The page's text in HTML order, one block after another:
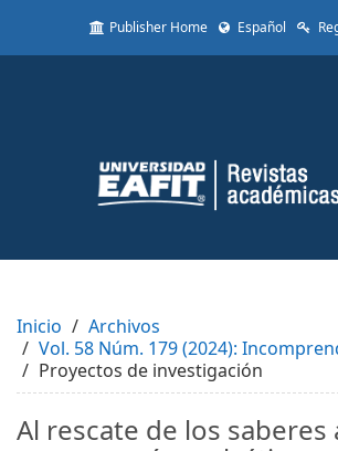
to
Content
Sidebar
Publisher Home Español
Inicio
Archivos
Vol. 58 Núm. 179 (2024):
Proyectos de investigación
Al rescate de los saberes